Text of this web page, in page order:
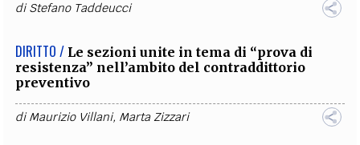
diStefano Taddeucci
DIRITTO / Le sezioni unite in tema di “prova di
resistenza” nell’ambito del contraddittorio
preventivo
diMaurizio Villani, Marta Zizzari